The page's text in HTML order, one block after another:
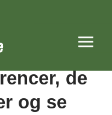
de
og se